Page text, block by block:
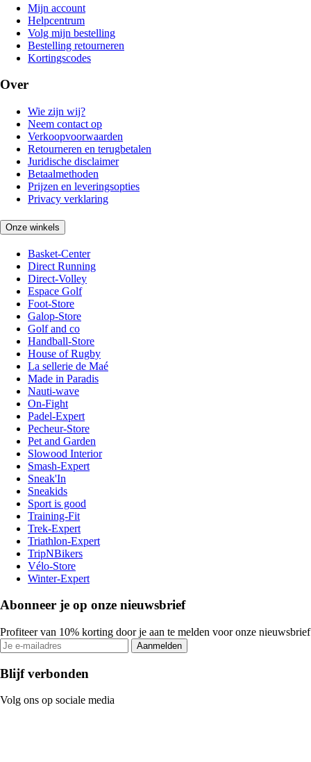
Mijn account
Helpcentrum
Volg mijn bestelling
Bestelling retourneren
Kortingscodes
Over
Wie zijn wij?
Neem contact op
Verkoopvoorwaarden
Retourneren en terugbetalen
Juridische disclaimer
Betaalmethoden
Prijzen en leveringsopties
Privacy verklaring
Onze winkels
Basket-Center
Direct Running
Direct-Volley
Espace Golf
Foot-Store
Galop-Store
Golf and co
Handball-Store
House of Rugby
La sellerie de Maé
Made in Paradis
Nauti-wave
On-Fight
Padel-Expert
Pecheur-Store
Pet and Garden
Slowood Interior
Smash-Expert
Sneak'In
Sneakids
Sport is good
Training-Fit
Trek-Expert
Triathlon-Expert
TripNBikers
Vélo-Store
Winter-Expert
Abonneer je op onze nieuwsbrief
Profiteer van 10% korting door je aan te melden voor onze nieuwsbrief
Aanmelden
Blijf verbonden
Volg ons op sociale media